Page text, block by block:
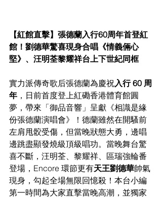
【紅館直擊】張德蘭入行60周年首登紅
館！劉德華驚喜現身合唱《情義倆心
堅》、汪明荃黎耀祥台上下世紀同框
實力派傳奇歌后張德蘭為慶祝入行 60 周
年 ，日前首度登上紅磡香港體育館圓
夢，帶來「御品音響」呈獻《相識是緣
份張德蘭演唱會》！德蘭雖然在開騷前
左肩甩骹受傷，但當晚狀態大勇，邊唱
邊跳盡顯發燒級頂級唱功。當晚舞台驚
喜不斷，汪明荃、黎耀祥、區瑞強輪番
登場，Encore 環節更有天王劉德華帥氣
現身，勾起全場無限回憶殺！本台小編
第一時間為大家直擊當晚高潮，並獨家